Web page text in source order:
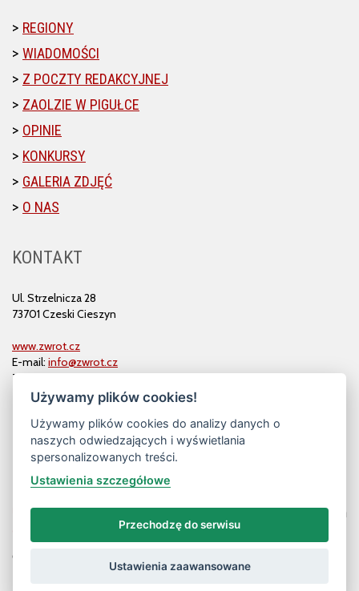
REGIONY
WIADOMOŚCI
Z POCZTY REDAKCYJNEJ
ZAOLZIE W PIGUŁCE
OPINIE
KONKURSY
GALERIA ZDJĘĆ
O NAS
KONTAKT
Ul. Strzelnicza 28
73701 Czeski Cieszyn
www.zwrot.cz
E-mail: info@zwrot.cz
Tel. i faks: 558 711 582
© ZWROT
Używamy plików cookies!
Używamy plików cookies do analizy danych o
naszych odwiedzających i wyświetlania
spersonalizowanych treści.
Ustawienia szczegółowe
Przechodzę do serwisu
Ustawienia zaawansowane